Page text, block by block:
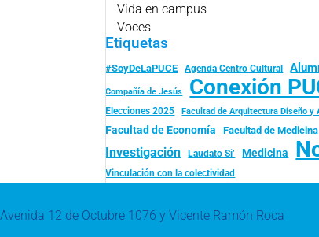
Vida en campus
Voces
Etiquetas
#SoyDeLaPUCE Agenda Centro Cultural
Compañía de Jesús Conexión
Elecciones 2025
Facultad de Arquitectura Diseño y
Facultad de Economía Facultad de Medicina
Investigación Laudato Si’ Medicina
Vinculación con la colectividad
Avenida 12 de Octubre 1076 y Vicente Ramón Roca